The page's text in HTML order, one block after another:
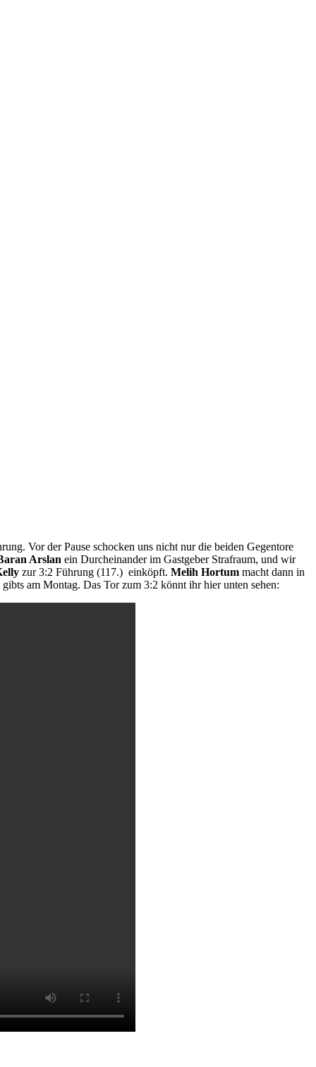
Vor der Pause schocken uns nicht nur die beiden Gegentore
Arslan ein Durcheinander im Gastgeber Strafraum, und wir
zur 3:2 Führung (117.) einköpft. Melih Hortum macht dann in
am Montag. Das Tor zum 3:2 könnt ihr hier unten sehen: